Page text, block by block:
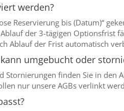
werden?
Reservierung bis (Datum)“
der 3-tägigen Optionsfrist
Ablauf der Frist automatisch
umgebucht oder
finden Sie in den
nur unsere AGBs verlinkt